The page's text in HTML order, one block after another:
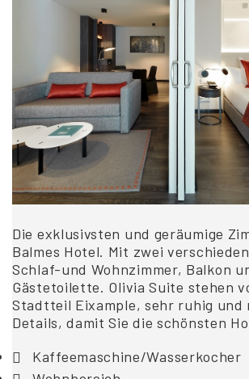
Die exklusivsten und geräumige
Balmes Hotel. Mit zwei
Schlaf-und Wohnzimmer, Balkon
Gästetoilette. Olivia Suite stehen
Stadtteil Eixample, sehr ruhig und
Details, damit Sie die schönsten
Kaffeemaschine/Wasserkocher